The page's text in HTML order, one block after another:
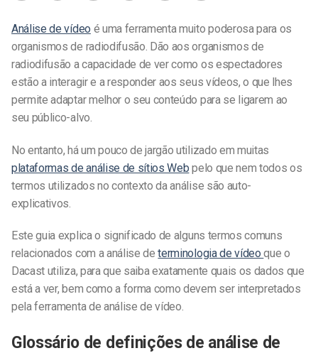
Análise de vídeo é uma ferramenta muito poderosa para os
organismos de radiodifusão. Dão aos organismos de
radiodifusão a capacidade de ver como os espectadores
estão a interagir e a responder aos seus vídeos, o que lhes
permite adaptar melhor o seu conteúdo para se ligarem ao
seu público-alvo.
No entanto, há um pouco de jargão utilizado em muitas
plataformas de análise de sítios Web pelo que nem todos os
termos utilizados no contexto da análise são auto-
explicativos.
Este guia explica o significado de alguns termos comuns
relacionados com a análise determinologia de vídeoque o
Dacast utiliza, para que saiba exatamente quais os dados que
está a ver, bem como a forma como devem ser interpretados
pelaferramenta de análise de vídeo.
Glossário de definições de análise de